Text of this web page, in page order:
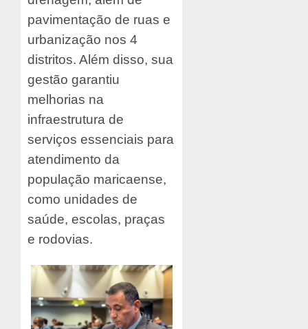
pavimentação de ruas e
urbanização nos 4
distritos. Além disso, sua
gestão garantiu
melhorias na
infraestrutura de
serviços essenciais para
atendimento da
população maricaense,
como unidades de
saúde, escolas, praças
e rodovias.